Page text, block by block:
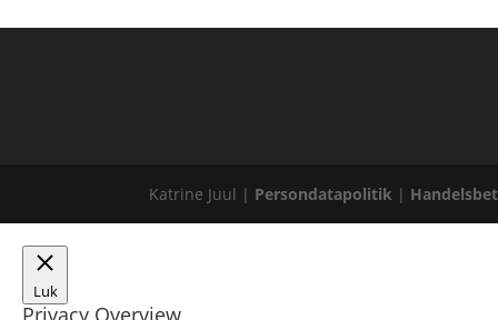
Katrine Juul | Persondatapolitik |
Luk